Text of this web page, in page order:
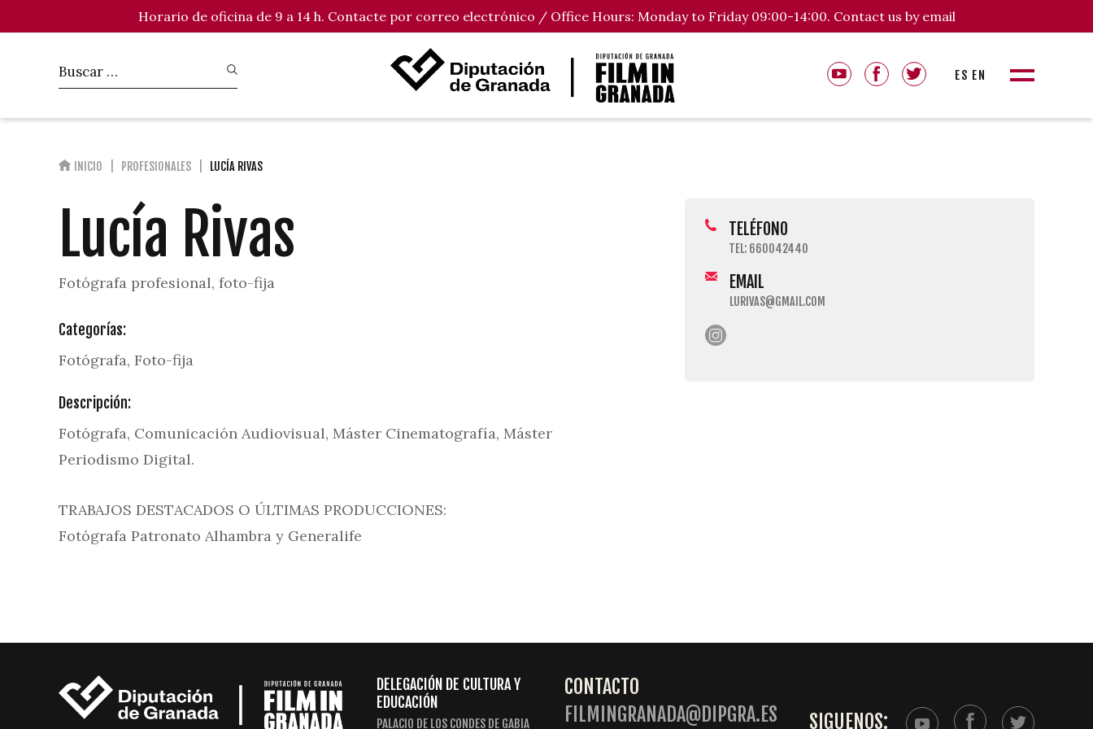
Horario de oficina de 9 a 14 h. Contacte por correo electrónico / Office Hours: Monday to Friday 09:00-14:00. Contact us by email
ES EN
INICIO PROFESIONALES LUCÍA RIVAS
Lucía Rivas
Fotógrafa profesional, foto-fija
Categorías:
Fotógrafa, Foto-fija
Descripción:
Fotógrafa, Comunicación Audiovisual, Máster Cinematografía, Máster
Periodismo Digital.
TRABAJOS DESTACADOS O ÚLTIMAS PRODUCCIONES:
Fotógrafa Patronato Alhambra y Generalife
TELÉFONO
TEL: 660042440
EMAIL
LURIVAS@GMAIL.COM
DELEGACIÓN DE CULTURA Y
EDUCACIÓN
PALACIO DE LOS CONDES DE GABIA
CONTACTO
FILMINGRANADA@DIPGRA.ES
SIGUENOS: